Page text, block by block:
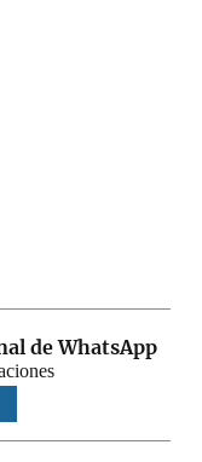
de WhatsApp